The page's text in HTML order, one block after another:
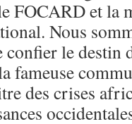
FOCARD et la
Nous
le destin
fameuse
des crises